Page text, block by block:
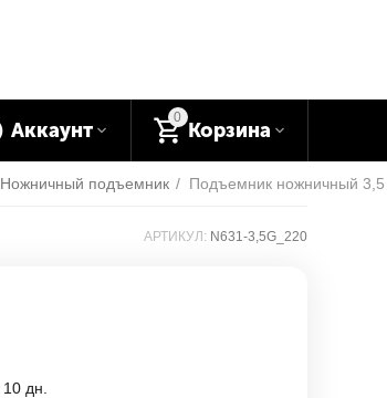
0
Корзина
Аккаунт
Ножничный подъемник /
АРТИКУЛ: N631-3,5G_220
10 дн.